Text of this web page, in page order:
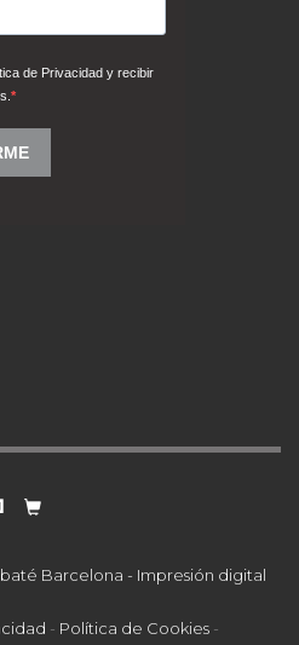
Barcelona - Impresión digital
- Política de Cookies -